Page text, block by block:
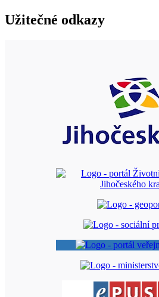
Užitečné odkazy